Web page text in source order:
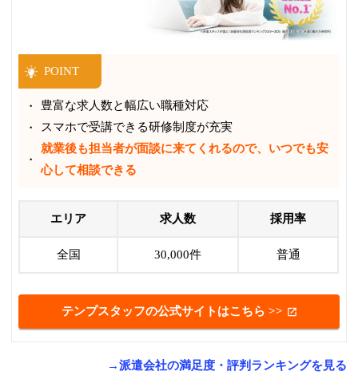
POINT
豊富な求人数と幅広い職種対応
スマホで受講できる研修制度が充実
就業後も担当者が面談に来てくれるので、いつでも安
心して相談できる
エリア 求人数 採用率
全国 30,000件 普通
テンプスタッフの公式サイトはこちら >>
→派遣会社の満足度・評判ランキングを見る